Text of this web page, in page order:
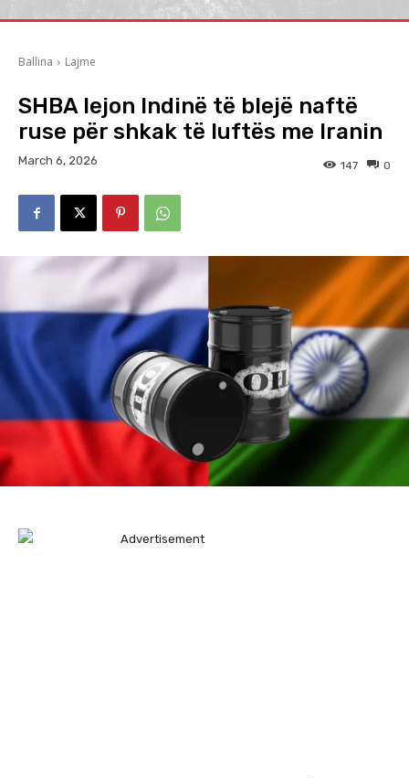
Ballina Lajme
SHBA lejon Indinë të blejë naftë
ruse për shkak të luftës me Iranin
March 6, 2026 0
147